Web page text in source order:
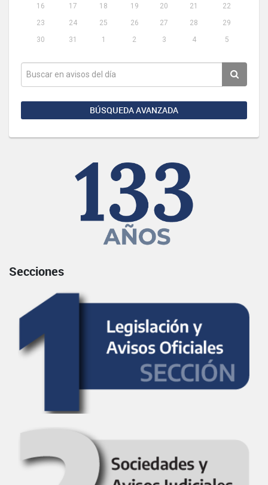
16
17 18 19 20 21
22
23
24 25 26 27 28
29
30
31 1 2 3 4 5
BÚSQUEDA AVANZADA
Secciones